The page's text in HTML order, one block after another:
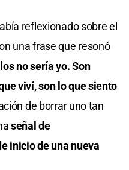
reflexionado sobre el
una frase que resonó
no sería yo. Son
viví, son lo que siento
de borrar uno tan
señal de
inicio de una nueva